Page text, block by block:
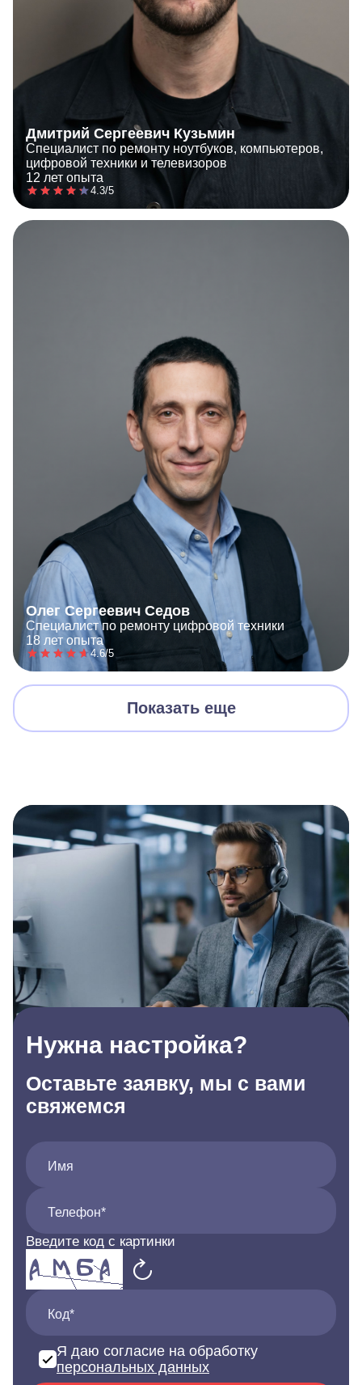
Дмитрий Сергеевич Кузьмин
Специалист по ремонту ноутбуков, компьютеров,
цифровой техники и телевизоров
12 лет опыта
4.3/5
Олег Сергеевич Седов
Специалист по ремонту цифровой техники
18 лет опыта
4.6/5
Показать еще
Нужна настройка?
Оставьте заявку, мы с вами
свяжемся
Имя
Телефон*
Введите код с картинки
Код*
Я даю согласие на обработку
персональных данных